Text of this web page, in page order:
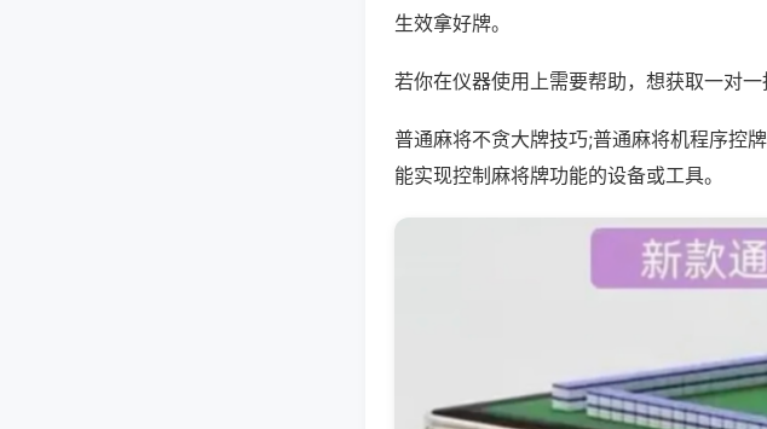
生效拿好牌。
若你在仪器使用上需要帮助，想获取一对
普通麻将不贪大牌技巧;普通麻将机程序控
能实现控制麻将牌功能的设备或工具。